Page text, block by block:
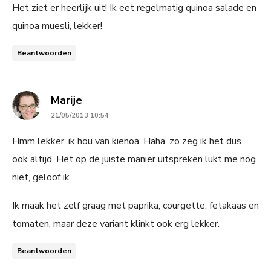
Het ziet er heerlijk uit! Ik eet regelmatig quinoa salade en
quinoa muesli, lekker!
Beantwoorden
Marijesays:
21/05/2013 10:54
Hmm lekker, ik hou van kienoa. Haha, zo zeg ik het dus
ook altijd. Het op de juiste manier uitspreken lukt me nog
niet, geloof ik.
Ik maak het zelf graag met paprika, courgette, fetakaas en
tomaten, maar deze variant klinkt ook erg lekker.
Beantwoorden